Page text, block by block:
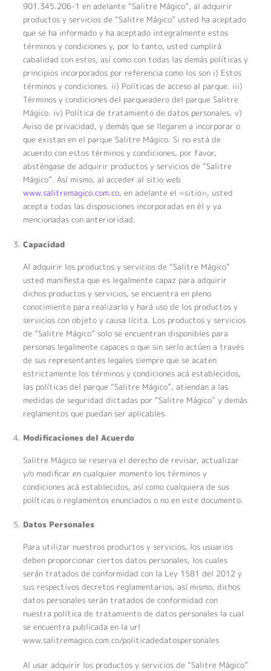
901.345.206-1 en adelante “Salitre Mágico”, al adquirir
productos y servicios de “Salitre Mágico” usted ha aceptado
que se ha informado y ha aceptado integralmente estos
términos y condiciones y, por lo tanto, usted cumplirá
cabalidad con estos, así como con todas las demás políticas y
principios incorporados por referencia como los son i) Estos
términos y condiciones. ii) Políticas de acceso al parque. iii)
Términos y condiciones del parqueadero del parque Salitre
Mágico. iv) Política de tratamiento de datos personales. v)
Aviso de privacidad, y demás que se llegaren a incorporar o
que existan en el parque Salitre Mágico. Si no está de
acuerdo con estos términos y condiciones, por favor,
absténgase de adquirir productos y servicios de “Salitre
Mágico”. Así mismo, al acceder al sitio web
www.salitremagico.com.co, en adelante el «sitio», usted
acepta todas las disposiciones incorporadas en él y ya
mencionadas con anterioridad.
Capacidad
Al adquirir los productos y servicios de “Salitre Mágico”
usted manifiesta que es legalmente capaz para adquirir
dichos productos y servicios, se encuentra en pleno
conocimiento para realizarlo y hará uso de los productos y
servicios con objeto y causa lícita. Los productos y servicios
de “Salitre Mágico” solo se encuentran disponibles para
personas legalmente capaces o que sin serlo actúen a través
de sus representantes legales siempre que se acaten
estrictamente los términos y condiciones acá establecidos,
las políticas del parque “Salitre Mágico”, atiendan a las
medidas de seguridad dictadas por “Salitre Mágico” y demás
reglamentos que puedan ser aplicables.
Modificaciones del Acuerdo
Salitre Mágico se reserva el derecho de revisar, actualizar
y/o modificar en cualquier momento los términos y
condiciones acá establecidos, así como cualquiera de sus
políticas o reglamentos enunciados o no en este documento.
Datos Personales
Para utilizar nuestros productos y servicios, los usuarios
deben proporcionar ciertos datos personales, los cuales
serán tratados de conformidad con la Ley 1581 del 2012 y
sus respectivos decretos reglamentarios, así mismo, dichos
datos personales serán tratados de conformidad con
nuestra política de tratamiento de datos personales la cual
se encuentra publicada en la url
www.salitremagico.com.co/politicadedatospersonales
Al usar adquirir los productos y servicios de “Salitre Mágico”